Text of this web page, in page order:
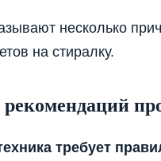
несколько
на стиралку.
требует